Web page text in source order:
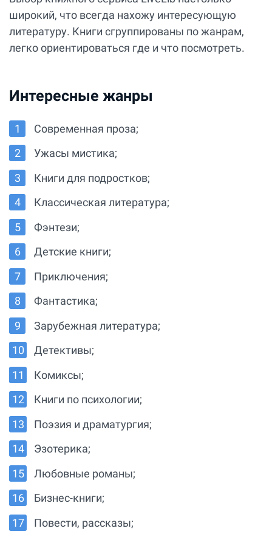
широкий, что всегда нахожу интересующую
литературу. Книги сгруппированы по жанрам,
легко ориентироваться где и что посмотреть.
Интересные жанры
Современная проза;
Ужасы мистика;
Книги для подростков;
Классическая литература;
Фэнтези;
Детские книги;
Приключения;
Фантастика;
Зарубежная литература;
Детективы;
Комиксы;
Книги по психологии;
Поэзия и драматургия;
Эзотерика;
Любовные романы;
Бизнес-книги;
Повести, рассказы;